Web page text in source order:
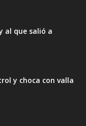
al que salió a
y choca con valla